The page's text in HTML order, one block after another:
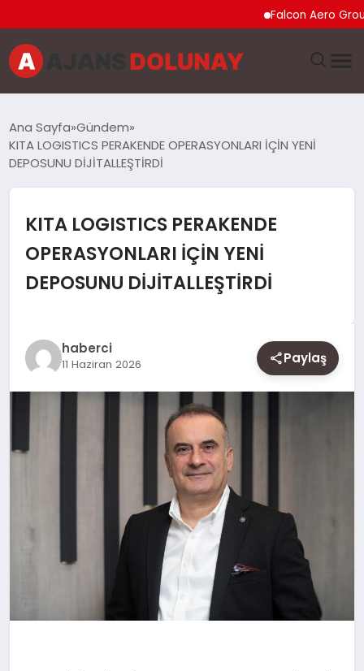
Falcon Aero Group,
EĞITIM
GÜNCEL
SAĞLIK
SPOR
Ana Sayfa Gündem
KITA LOGISTICS PERAKENDE OPERASYONLARI İÇİN YENİ
DEPOSUNU DİJİTALLEŞTİRDİ
KITA LOGISTICS PERAKENDE
OPERASYONLARI İÇİN YENİ
DEPOSUNU DİJİTALLEŞTİRDİ
haberci
11 Haziran 2026 Paylaş